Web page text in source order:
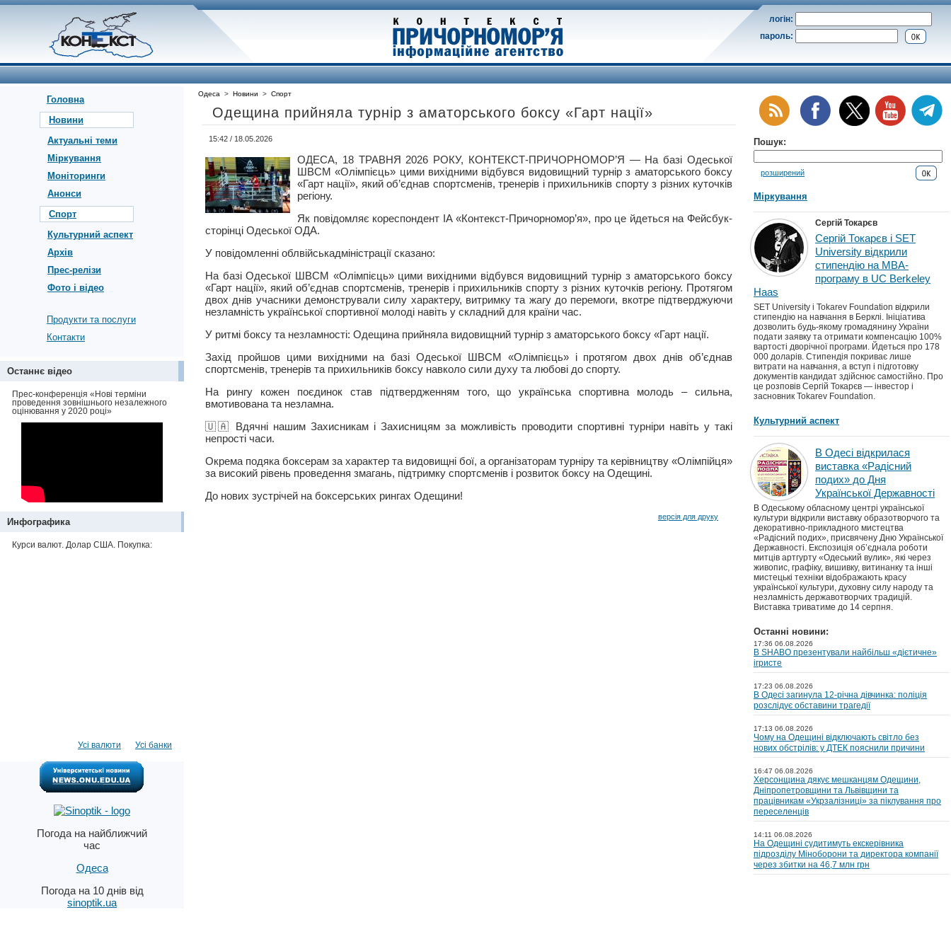
логін:
пароль:
Головна
Новини
Актуальні теми
Міркування
Моніторинги
Анонси
Спорт
Культурний аспект
Архів
Прес-релізи
Фото і відео
Продукти та послуги
Контакти
Останнє відео
Прес-конференція «Нові терміни
проведення зовнішнього незалежного
оцінювання у 2020 році»
Инфографика
Курси валют. Долар США. Покупка:
Усі банки
Усі валюти
Погода на найближчий
час
Одеса
Погода на 10 днів від
sinoptik.ua
Одеса > Новини > Спорт
Одещина прийняла турнір з аматорського боксу «Гарт нації»
15:42 / 18.05.2026
ОДЕСА, 18 ТРАВНЯ 2026 РОКУ, КОНТЕКСТ-ПРИЧОРНОМОР’Я — На базі Одеської
ШВСМ «Олімпієць» цими вихідними відбувся видовищний турнір з аматорського боксу
«Гарт нації», який об’єднав спортсменів, тренерів і прихильників спорту з різних куточків
регіону.
Як повідомляє кореспондент ІА «Контекст-Причорномор’я», про це йдеться на Фейсбук-
сторінці Одеської ОДА.
У повідомленні облвійськадміністрації сказано:
На базі Одеської ШВСМ «Олімпієць» цими вихідними відбувся видовищний турнір з аматорського боксу
«Гарт нації», який об’єднав спортсменів, тренерів і прихильників спорту з різних куточків регіону. Протягом
двох днів учасники демонстрували силу характеру, витримку та жагу до перемоги, вкотре підтверджуючи
незламність української спортивної молоді навіть у складний для країни час.
У ритмі боксу та незламності: Одещина прийняла видовищний турнір з аматорського боксу «Гарт нації.
Захід пройшов цими вихідними на базі Одеської ШВСМ «Олімпієць» і протягом двох днів об’єднав
спортсменів, тренерів та прихильників боксу навколо сили духу та любові до спорту.
На рингу кожен поєдинок став підтвердженням того, що українська спортивна молодь – сильна,
вмотивована та незламна.
🇺🇦 Вдячні нашим Захисникам і Захисницям за можливість проводити спортивні турніри навіть у такі
непрості часи.
Окрема подяка боксерам за характер та видовищні бої, а організаторам турніру та керівництву «Олімпійця»
за високий рівень проведення змагань, підтримку спортсменів і розвиток боксу на Одещині.
До нових зустрічей на боксерських рингах Одещини!
версія для друку
Пошук:
розширений
Міркування
Сергій Токарєв
Сергій Токарєв і SET
University відкрили
стипендію на MBA-
програму в UC Berkeley
Haas
SET University і Tokarev Foundation відкрили
стипендію на навчання в Берклі. Ініціатива
дозволить будь-якому громадянину України
подати заявку та отримати компенсацію 100%
вартості дворічної програми. Йдеться про 178
000 доларів. Стипендія покриває лише
витрати на навчання, а вступ і підготовку
документів кандидат здійснює самостійно. Про
це розповів Сергій Токарєв — інвестор і
засновник Tokarev Foundation.
Культурний аспект
В Одесі відкрилася
виставка «Радісний
подих» до Дня
Української Державності
В Одеському обласному центрі української
культури відкрили виставку образотворчого та
декоративно-прикладного мистецтва
«Радісний подих», присвячену Дню Української
Державності. Експозиція об’єднала роботи
митців артгурту «Одеський вулик», які через
живопис, графіку, вишивку, витинанку та інші
мистецькі техніки відображають красу
української культури, духовну силу народу та
незламність державотворчих традицій.
Виставка триватиме до 14 серпня.
Останні новини:
17:36 06.08.2026
В SHABO презентували найбільш «дієтичне»
ігристе
17:23 06.08.2026
В Одесі загинула 12-річна дівчинка: поліція
розслідує обставини трагедії
17:13 06.08.2026
Чому на Одещині відключають світло без
нових обстрілів: у ДТЕК пояснили причини
16:47 06.08.2026
Херсонщина дякує мешканцям Одещини,
Дніпропетровщини та Львівщини та
працівникам «Укрзалізниці» за піклування про
переселенців
14:11 06.08.2026
На Одещині судитимуть екскерівника
підрозділу Міноборони та директора компанії
через збитки на 46,7 млн грн